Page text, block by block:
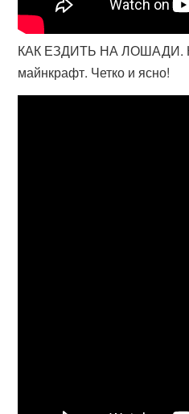
КАК ЕЗДИТЬ НА ЛОШАДИ.
майнкрафт. Четко и ясно!